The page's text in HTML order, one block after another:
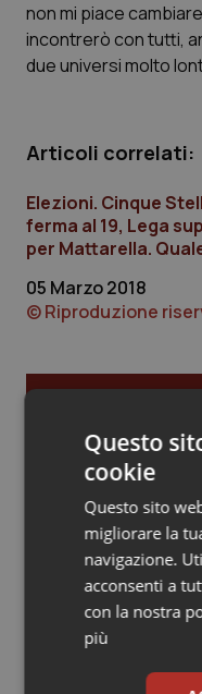
Liguria
Lombardia
Piemonte
Provincia
Sardegna
Sicilia
Toscana
Umbria
Disturbi
Dolore
HIV
Infezioni &
Malattia di
Neuroscienze
Obesità
Oftalmologia
non mi piace
incontrerò con tutti,
due universi molto
Articoli correlati:
Elezioni. Cinque
ferma al 19, Lega
per Mattarella.
05 Marzo 2018
© Riproduzione
Gold
dalle
Questo
cookie
Questo sito
migliorare la
navigazione.
acconsenti a
con la nostra
più